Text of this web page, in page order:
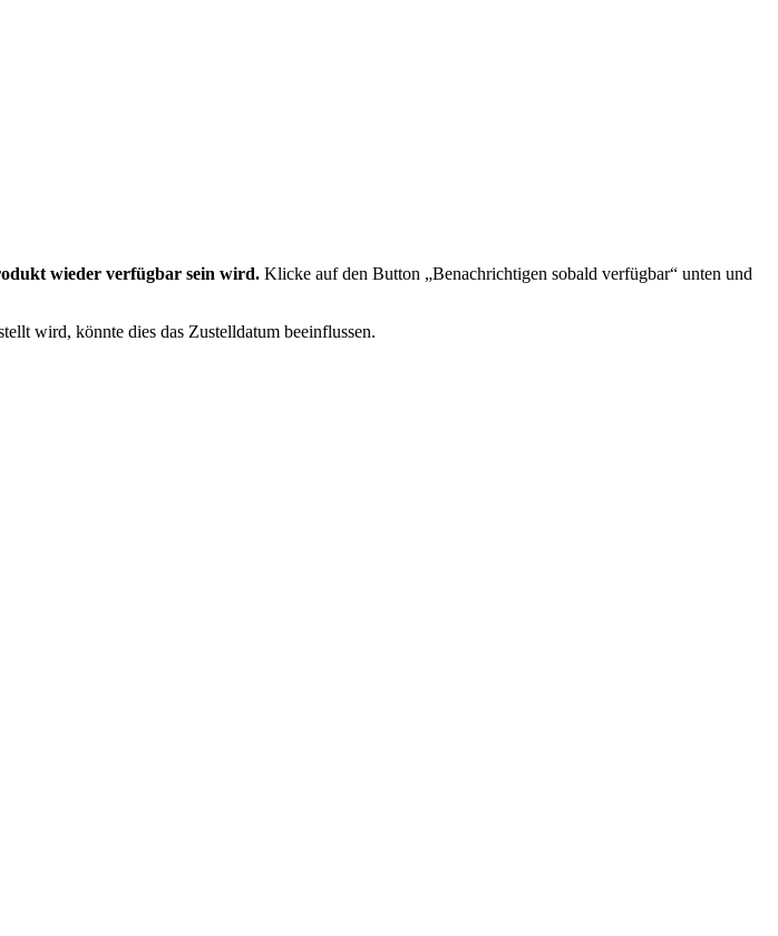
wieder verfügbar sein wird. Klicke auf den Button „Benachrichtigen sobald verfügbar“ unten und
wird, könnte dies das Zustelldatum beeinflussen.